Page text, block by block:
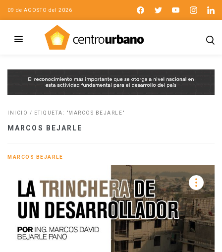
09 de AGOSTO del 2026
INICIO / ETIQUETA: "MARCOS BEJARLE"
MARCOS BEJARLE
MARCOS BEJARLE